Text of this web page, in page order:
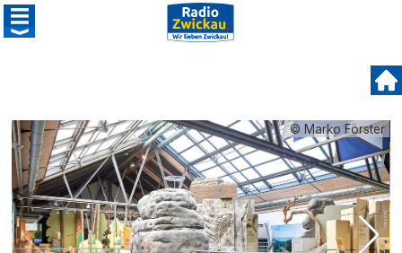
© Marko Förster